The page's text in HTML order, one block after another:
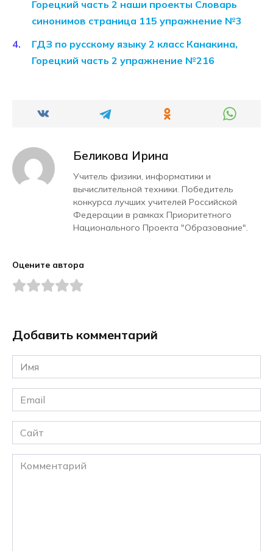
Горецкий часть 2 наши проекты Словарь
синонимов страница 115 упражнение №3
ГДЗ по русскому языку 2 класс Канакина,
Горецкий часть 2 упражнение №216
Беликова Ирина
Учитель физики, информатики и
вычислительной техники. Победитель
конкурса лучших учителей Российской
Федерации в рамках Приоритетного
Национального Проекта "Образование".
Оцените автора
Добавить комментарий
Имя
*
Email
*
Сайт
Комментарий